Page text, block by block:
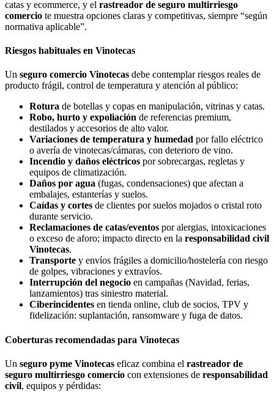
catas y ecommerce, y el rastreador de seguro multirriesgo
comercio te muestra opciones claras y competitivas, siempre “según
normativa aplicable”.
Riesgos habituales en Vinotecas
Un seguro comercio Vinotecas debe contemplar riesgos reales de
producto frágil, control de temperatura y atención al público:
Rotura de botellas y copas en manipulación, vitrinas y catas.
Robo, hurto y expoliación de referencias premium,
destilados y accesorios de alto valor.
Variaciones de temperatura y humedad por fallo eléctrico
o avería de vinotecas/cámaras, con deterioro de vino.
Incendio y daños eléctricos por sobrecargas, regletas y
equipos de climatización.
Daños por agua (fugas, condensaciones) que afectan a
embalajes, estanterías y suelos.
Caídas y cortes de clientes por suelos mojados o cristal roto
durante servicio.
Reclamaciones de catas/eventos por alergias, intoxicaciones
o exceso de aforo; impacto directo en la responsabilidad civil
Vinotecas.
Transporte y envíos frágiles a domicilio/hostelería con riesgo
de golpes, vibraciones y extravíos.
Interrupción del negocio en campañas (Navidad, ferias,
lanzamientos) tras siniestro material.
Ciberincidentes en tienda online, club de socios, TPV y
fidelización: suplantación, ransomware y fuga de datos.
Coberturas recomendadas para Vinotecas
Un seguro pyme Vinotecas eficaz combina el rastreador de
seguro multirriesgo comercio con extensiones de responsabilidad
civil, equipos y pérdidas: